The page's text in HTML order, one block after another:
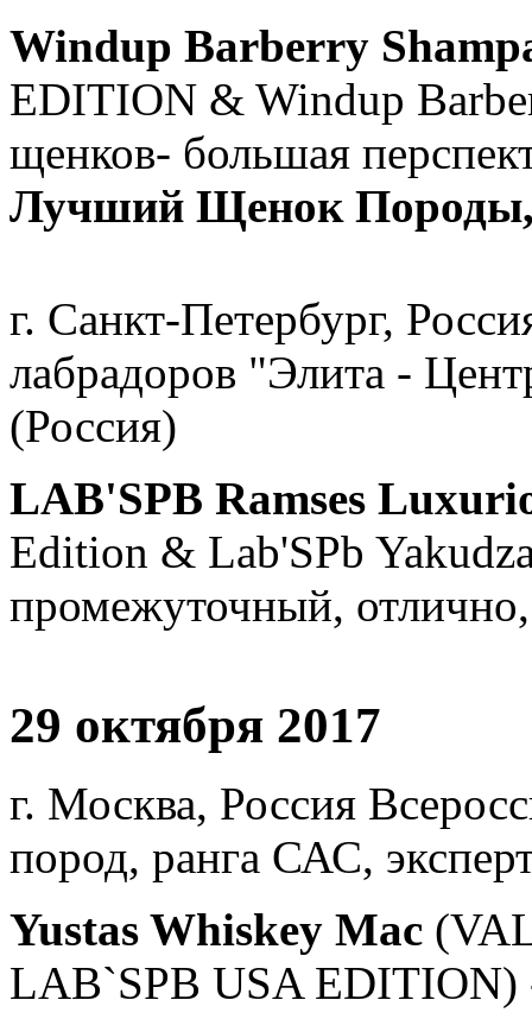
Windup Barberry
EDITION & Windup
щенков- большая
Лучший Щенок
г. Санкт-Петербург,
лабрадоров "Элита -
(Россия)
LAB'SPB Ramses
Edition & Lab'SPb
промежуточный,
29 октября 2017
г. Москва, Россия
пород, ранга САС,
Yustas Whiskey Mac
LAB`SPB USA